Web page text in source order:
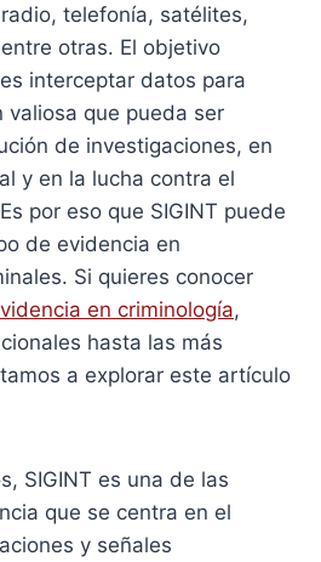
telefonía, satélites,
otras. El objetivo
interceptar datos para
valiosa que pueda ser
de investigaciones, en
y en la lucha contra el
por eso que SIGINT puede
de evidencia en
Si quieres conocer
en criminología,
hasta las más
a explorar este artículo
SIGINT es una de las
que se centra en el
y señales